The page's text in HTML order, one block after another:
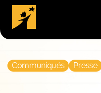
Communiqués Presse